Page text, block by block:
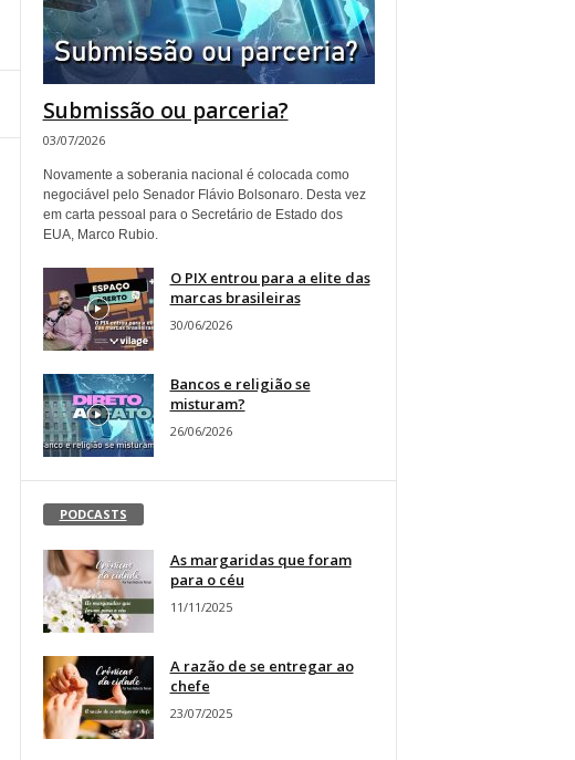
Submissão ou parceria?
03/07/2026
Novamente a soberania nacional é colocada como
negociável pelo Senador Flávio Bolsonaro. Desta vez
em carta pessoal para o Secretário de Estado dos
EUA, Marco Rubio.
O PIX entrou para a elite das
marcas brasileiras
30/06/2026
Bancos e religião se
misturam?
26/06/2026
PODCASTS
As margaridas que foram
para o céu
11/11/2025
A razão de se entregar ao
chefe
23/07/2025